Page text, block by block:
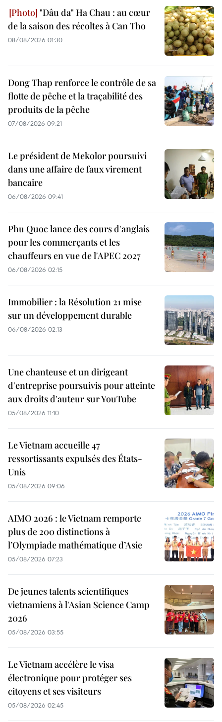
"Dâu da" Ha Chau : au cœur
de la saison des récoltes à Can Tho
08/08/2026 01:30
Dong Thap renforce le contrôle de sa
flotte de pêche et la traçabilité des
produits de la pêche
07/08/2026 09:21
Le président de Mekolor poursuivi
dans une affaire de faux virement
bancaire
06/08/2026 09:41
Phu Quoc lance des cours d'anglais
pour les commerçants et les
chauffeurs en vue de l'APEC 2027
06/08/2026 02:15
Immobilier : la Résolution 21 mise
sur un développement durable
06/08/2026 02:13
Une chanteuse et un dirigeant
d'entreprise poursuivis pour atteinte
aux droits d'auteur sur YouTube
05/08/2026 11:10
Le Vietnam accueille 47
ressortissants expulsés des États-
Unis
05/08/2026 09:06
AIMO 2026 : le Vietnam remporte
plus de 200 distinctions à
l’Olympiade mathématique d’Asie
05/08/2026 07:23
De jeunes talents scientifiques
vietnamiens à l'Asian Science Camp
2026
05/08/2026 03:55
Le Vietnam accélère le visa
électronique pour protéger ses
citoyens et ses visiteurs
05/08/2026 02:45